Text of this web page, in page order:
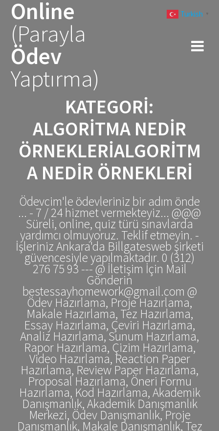
Online
(Parayla
Ödev
Yaptırma)
KATEGORI:
ALGORITMA NEDIR
ÖRNEKLERIALGORITM
A NEDIR ÖRNEKLERI
Ödevcim'le ödevleriniz bir adım önde
... - 7 / 24 hizmet vermekteyiz... @@@
Süreli, online, quiz türü sınavlarda
yardımcı olmuyoruz. Teklif etmeyin. -
İşleriniz Ankara'da Billgatesweb şirketi
güvencesiyle yapılmaktadır. 0 (312)
276 75 93 --- @ İletişim İçin Mail
Gönderin
bestessayhomework@gmail.com @
Ödev Hazırlama, Proje Hazırlama,
Makale Hazırlama, Tez Hazırlama,
Essay Hazırlama, Çeviri Hazırlama,
Analiz Hazırlama, Sunum Hazırlama,
Rapor Hazırlama, Çizim Hazırlama,
Video Hazırlama, Reaction Paper
Hazırlama, Review Paper Hazırlama,
Proposal Hazırlama, Öneri Formu
Hazırlama, Kod Hazırlama, Akademik
Danışmanlık, Akademik Danışmanlık
Merkezi, Ödev Danışmanlık, Proje
Danışmanlık, Makale Danışmanlık, Tez
Turkish ▼